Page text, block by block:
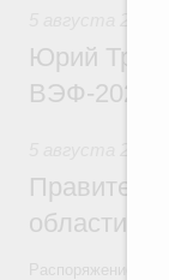
Юрий
ВЭФ-2026
области в
Распоряжение от